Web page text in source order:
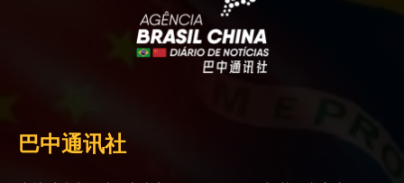
巴中通讯社